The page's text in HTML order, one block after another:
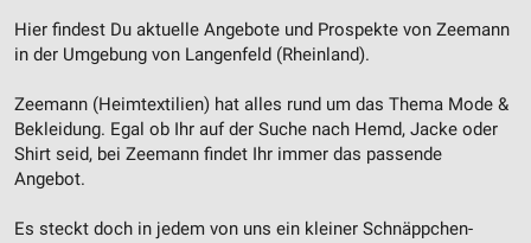
Hier findest Du aktuelle Angebote und Prospekte von Zeemann
in der Umgebung von Langenfeld (Rheinland).
Zeemann (Heimtextilien) hat alles rund um das Thema Mode &
Bekleidung. Egal ob Ihr auf der Suche nach Hemd, Jacke oder
Shirt seid, bei Zeemann findet Ihr immer das passende
Angebot.
Es steckt doch in jedem von uns ein kleiner Schnäppchen-
IAB-Besonderheiten:
Geräte anhand von aktiv angeforderten
Informationen identifizieren
Nicht-IAB-Verarbeitungszwecke:
Notwendig